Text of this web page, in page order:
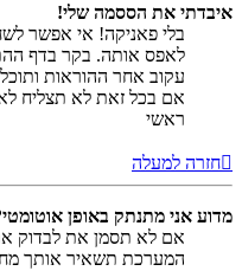
איבדתי את הססמה שלי!
בלי פאניקה! אי אפשר
לאפס אותה. בקר בדף
עקוב אחר ההוראות
אם בכל זאת לא תצליח
ראשי
חזרה למעלה
מדוע אני מתנתק באופן
אם לא תסמן את לבדוק
המערכת תשאיר אותך